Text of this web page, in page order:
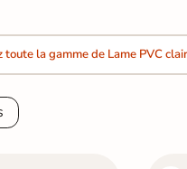
toute la gamme de Lame PVC clair